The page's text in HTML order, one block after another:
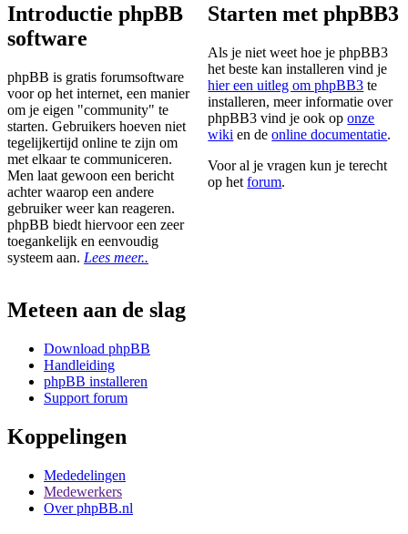
Introductie phpBB
software
phpBB is gratis forumsoftware
voor op het internet, een manier
om je eigen "community" te
starten. Gebruikers hoeven niet
tegelijkertijd online te zijn om
met elkaar te communiceren.
Men laat gewoon een bericht
achter waarop een andere
gebruiker weer kan reageren.
phpBB biedt hiervoor een zeer
toegankelijk en eenvoudig
systeem aan. Lees meer..
Starten met phpBB3
Als je niet weet hoe je phpBB3
het beste kan installeren vind je
hier een uitleg om phpBB3 te
installeren, meer informatie over
phpBB3 vind je ook oponze
wiki en deonline documentatie.
Voor al je vragen kun je terecht
op hetforum.
Meteen aan de slag
Download phpBB
Handleiding
phpBB installeren
Support forum
Koppelingen
Mededelingen
Medewerkers
Over phpBB.nl